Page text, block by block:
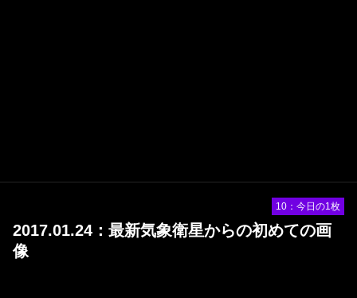
10：今日の1枚
2017.01.24：最新気象衛星からの初めての画
像